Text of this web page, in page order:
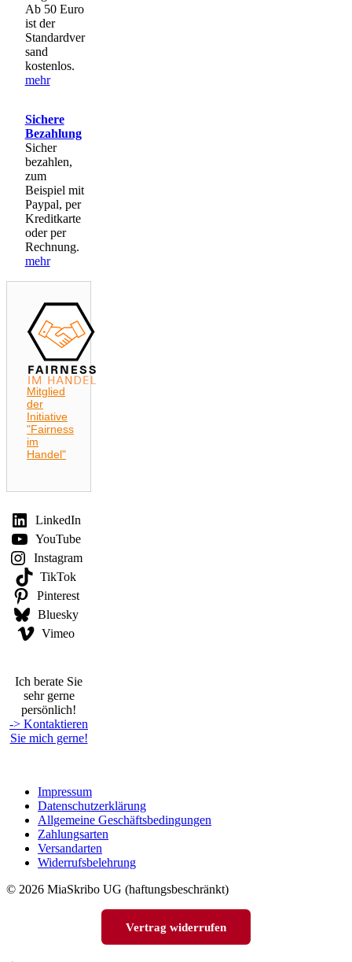
Ab 50 Euro
ist der
Standardver
sand
kostenlos.
mehr
Sichere
Bezahlung
Sicher
bezahlen,
zum
Beispiel mit
Paypal, per
Kreditkarte
oder per
Rechnung.
mehr
Mitglied
der
Initiative
"Fairness
im
Handel"
LinkedIn
YouTube
Instagram
TikTok
Pinterest
Bluesky
Vimeo
Ich berate Sie
sehr gerne
persönlich!
-> Kontaktieren
Sie mich gerne!
Impressum
Datenschutzerklärung
Allgemeine Geschäftsbedingungen
Zahlungsarten
Versandarten
Widerrufsbelehrung
© 2026 MiaSkribo UG (haftungsbeschränkt)
Vertrag widerrufen